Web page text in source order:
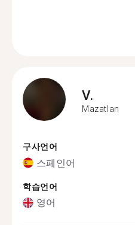
V.
Mazatlan
구사언어
스페인어
학습언어
영어